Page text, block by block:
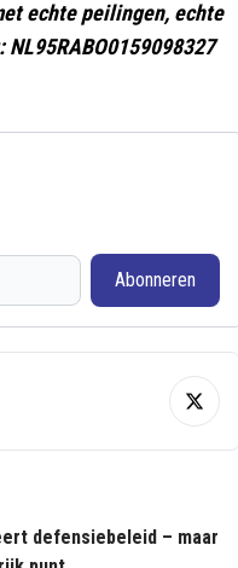
echte peilingen, echte
Abonneren
defensiebeleid – maar